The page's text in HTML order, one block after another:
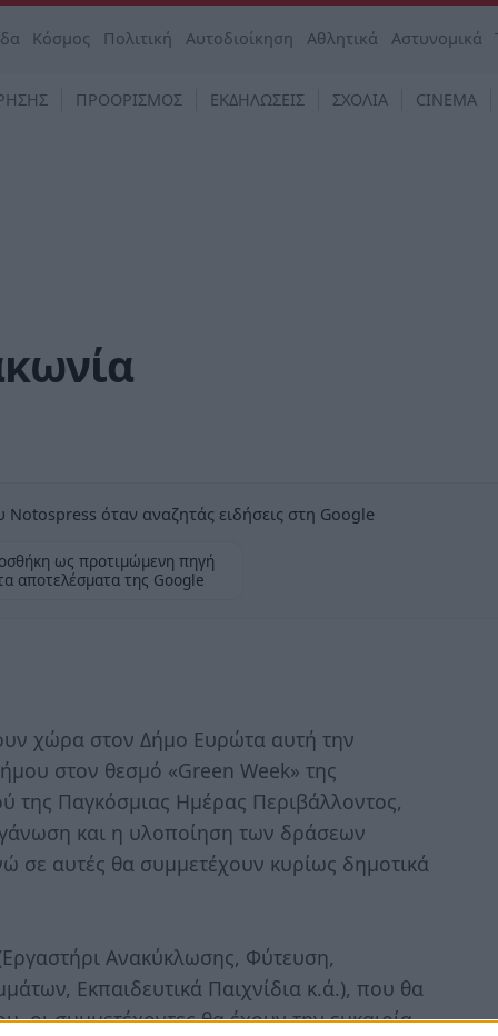
Κόσμος Πολιτική Αυτοδιοίκηση Αθλητικά Αστυνομικά
ΠΡΟΟΡΙΣΜΟΣ ΕΚΔΗΛΩΣΕΙΣ ΣΧΟΛΙΑ CINEMA
όταν αναζητάς ειδήσεις στη Google
ως προτιμώμενη πηγή
αποτελέσματα της Google
χώρα στον Δήμο Ευρώτα αυτή την
στον θεσμό «Green Week» της
της Παγκόσμιας Ημέρας Περιβάλλοντος,
και η υλοποίηση των δράσεων
σε αυτές θα συμμετέχουν κυρίως δημοτικά
Ανακύκλωσης, Φύτευση,
Εκπαιδευτικά Παιχνίδια κ.ά.), που θα
οι συμμετέχοντες θα έχουν την ευκαιρία